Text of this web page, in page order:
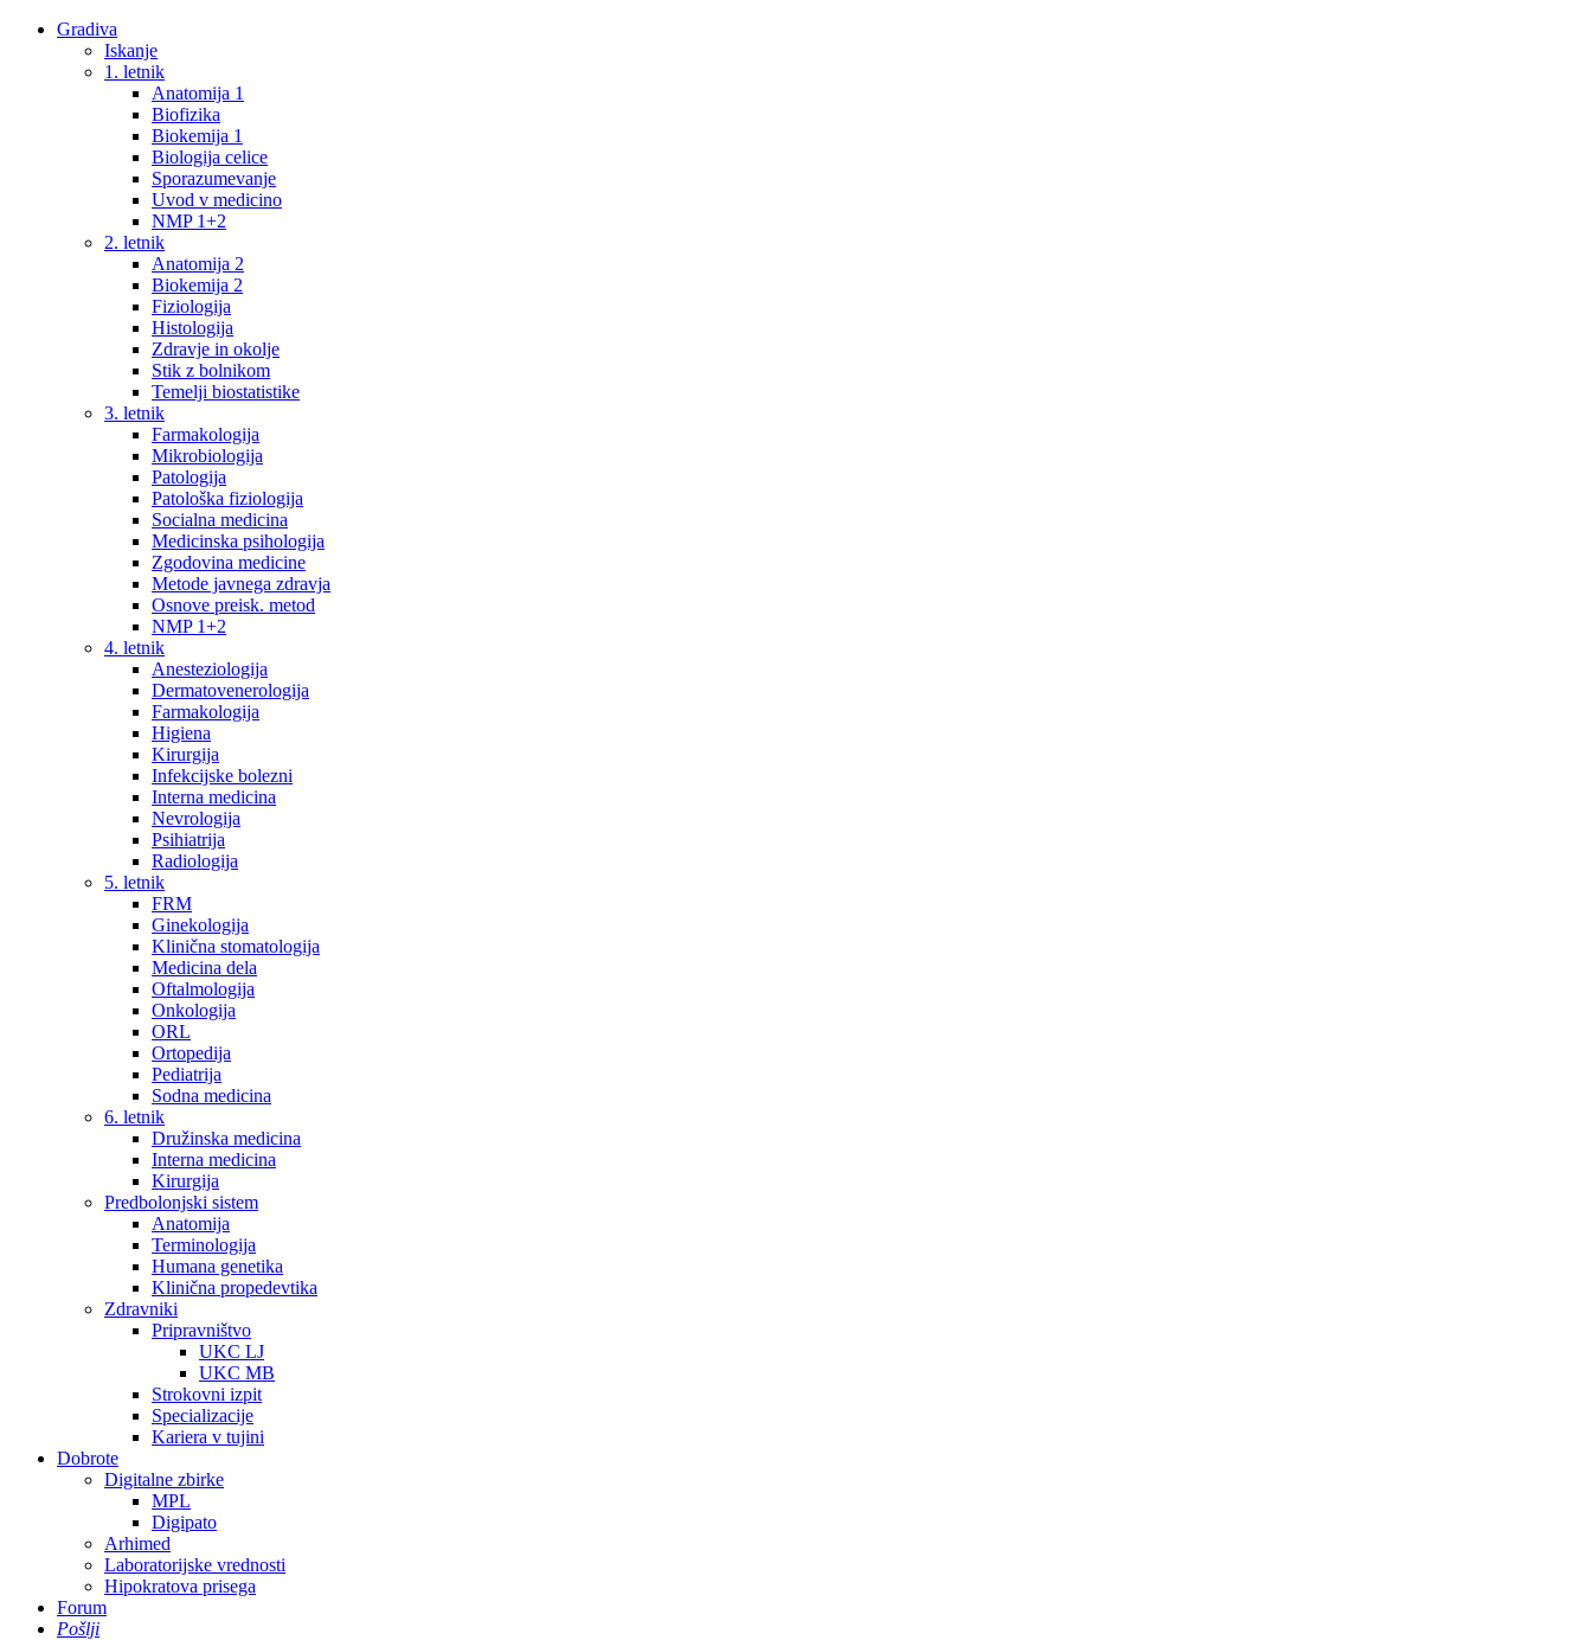
Gradiva
Iskanje
1. letnik
Anatomija 1
Biofizika
Biokemija 1
Biologija celice
Sporazumevanje
Uvod v medicino
NMP 1+2
2. letnik
Anatomija 2
Biokemija 2
Fiziologija
Histologija
Zdravje in okolje
Stik z bolnikom
Temelji biostatistike
3. letnik
Farmakologija
Mikrobiologija
Patologija
Patološka fiziologija
Socialna medicina
Medicinska psihologija
Zgodovina medicine
Metode javnega zdravja
Osnove preisk. metod
NMP 1+2
4. letnik
Anesteziologija
Dermatovenerologija
Farmakologija
Higiena
Kirurgija
Infekcijske bolezni
Interna medicina
Nevrologija
Psihiatrija
Radiologija
5. letnik
FRM
Ginekologija
Klinična stomatologija
Medicina dela
Oftalmologija
Onkologija
ORL
Ortopedija
Pediatrija
Sodna medicina
6. letnik
Družinska medicina
Interna medicina
Kirurgija
Predbolonjski sistem
Anatomija
Terminologija
Humana genetika
Klinična propedevtika
Zdravniki
Pripravništvo
UKC LJ
UKC MB
Strokovni izpit
Specializacije
Kariera v tujini
Dobrote
Digitalne zbirke
MPL
Digipato
Arhimed
Laboratorijske vrednosti
Hipokratova prisega
Forum
Pošlji